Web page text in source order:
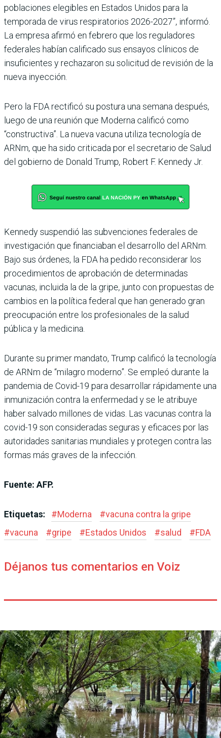
poblaciones elegibles en Estados Unidos para la
temporada de virus respiratorios 2026-2027”, informó.
La empresa afirmó en febrero que los reguladores
federales habían calificado sus ensayos clínicos de
insuficientes y rechazaron su solicitud de revisión de la
nueva inyección.
Pero la FDA rectificó su postura una semana después,
luego de una reunión que Moderna calificó como
“constructiva”. La nueva vacuna utiliza tecnología de
ARNm, que ha sido criticada por el secretario de Salud
del gobierno de Donald Trump, Robert F. Kennedy Jr.
Kennedy suspendió las subvenciones federales de
investigación que financiaban el desarrollo del ARNm.
Bajo sus órdenes, la FDA ha pedido reconsiderar los
procedimientos de aprobación de determinadas
vacunas, incluida la de la gripe, junto con propuestas de
cambios en la política federal que han generado gran
preocupación entre los profesionales de la salud
pública y la medicina.
Durante su primer mandato, Trump calificó la tecnología
de ARNm de “milagro moderno”. Se empleó durante la
pandemia de Covid-19 para desarrollar rápidamente una
inmunización contra la enfermedad y se le atribuye
haber salvado millones de vidas. Las vacunas contra la
covid-19 son consideradas seguras y eficaces por las
autoridades sanitarias mundiales y protegen contra las
formas más graves de la infección.
Fuente: AFP.
Etiquetas: #Moderna #vacuna contra la gripe
#vacuna #gripe #Estados Unidos #salud #FDA
Déjanos tus comentarios en Voiz